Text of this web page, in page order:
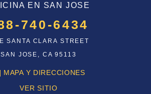
EN SAN JOSE
740-6434
SANTA CLARA STREET
SAN JOSE, CA 95113
MAPA Y DIRECCIONES
VER SITIO